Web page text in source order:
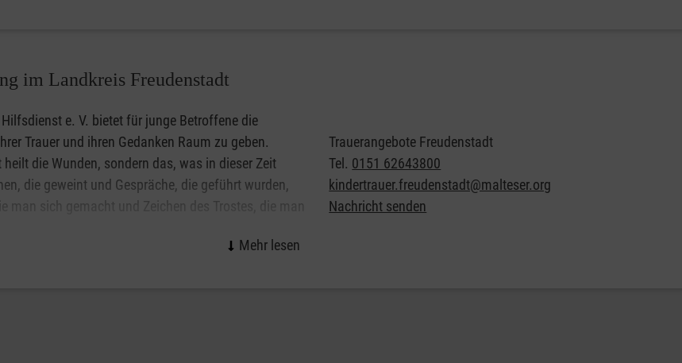
im Landkreis Freudenstadt
e. V. bietet für junge Betroffene die
Trauer und ihren Gedanken Raum zu geben.
heilt die Wunden, sondern das, was in dieser Zeit
die geweint und Gespräche, die geführt wurden,
man sich gemacht und Zeichen des Trostes, die man
abgestimmten Abenden gibt es durch Impulse,
Trauerangebote Freudenstadt
Tel. 0151 62643800
kindertrauer.freudenstadt@malteser.org
Nachricht senden